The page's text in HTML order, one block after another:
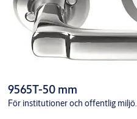
9565T-50 mm
För institutioner och offentlig miljö.